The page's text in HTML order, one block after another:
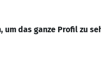
um das ganze Profil zu